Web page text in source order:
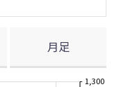
月足
1,300